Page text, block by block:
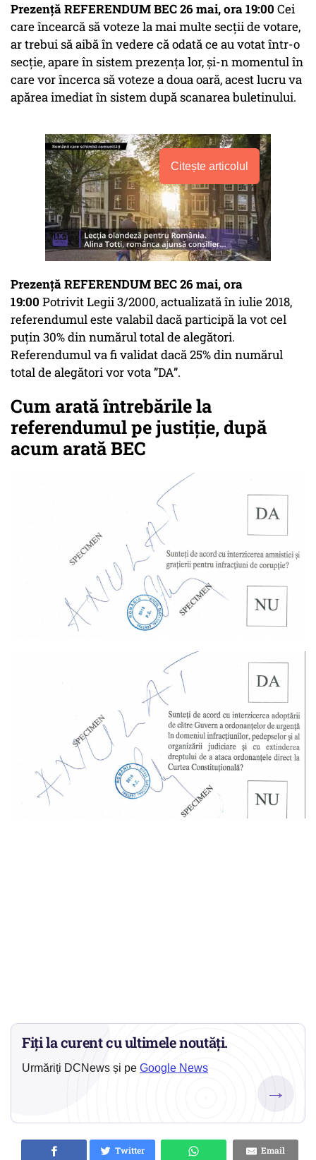
Prezență REFERENDUM BEC 26 mai, ora 19:00 Cei
care încearcă să voteze la mai multe secții de votare,
ar trebui să aibă în vedere că odată ce au votat într-o
secție, apare în sistem prezența lor, și-n momentul în
care vor încerca să voteze a doua oară, acest lucru va
apărea imediat în sistem după scanarea buletinului.
Citește articolul
Prezență REFERENDUM BEC 26 mai, ora
19:00 Potrivit Legii 3/2000, actualizată în iulie 2018,
referendumul este valabil dacă participă la vot cel
puțin 30% din numărul total de alegători.
Referendumul va fi validat dacă 25% din numărul
total de alegători vor vota ”DA”.
Cum arată întrebările la
referendumul pe justiție, după
acum arată BEC
Fiți la curent cu ultimele noutăți.
Urmăriți DCNews și pe Google News
→
Twitter
Email